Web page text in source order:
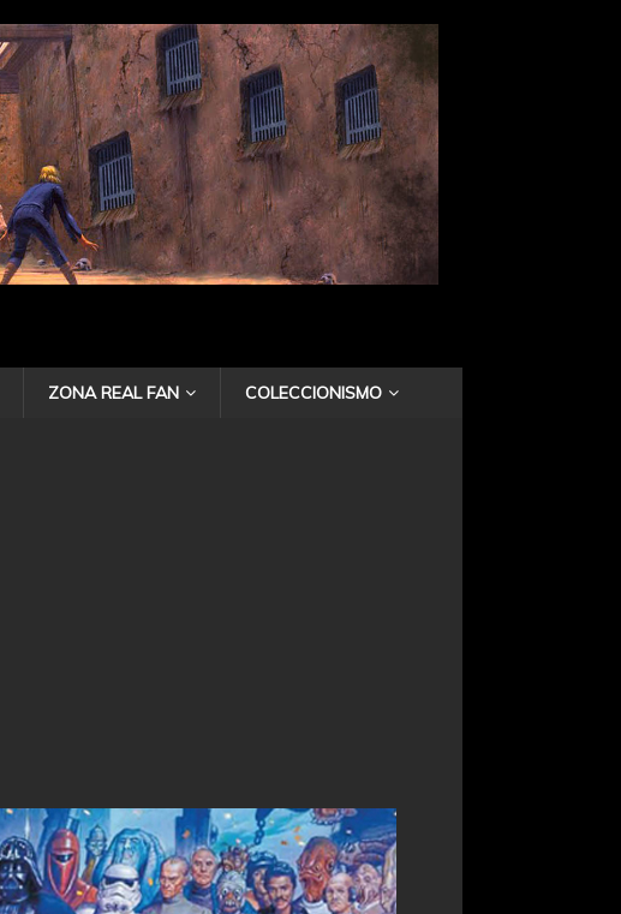
ZONA REAL FAN COLECCIONISMO